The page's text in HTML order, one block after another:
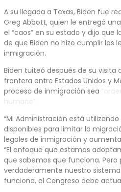
A su llegada a Texas, Biden fue
Greg Abbott, quien le entregó
el “caos” en su estado y dijo que
de que Biden no hizo cumplir las
inmigración.
Biden tuiteó después de su visita
frontera entre Estados Unidos y
proceso de inmigración sea
“Mi Administración está
disponibles para limitar la
legales de inmigración y
“El enfoque que estamos
que sabemos que funciona. Pero
verdaderamente nuestro
funciona, el Congreso debe